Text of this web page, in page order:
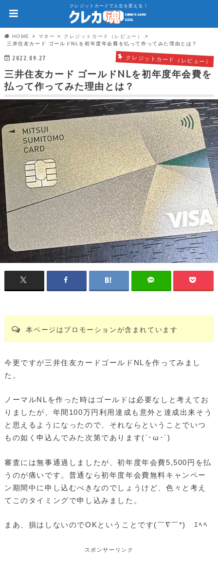
クレジットカードで人生を変える！
HOME マネー
クレジットカード（レビュー）
三井住友カード ゴールドNLを初年度年会費を払って作ってみた理由とは？
2022.09.27 クレジットカード（レビュー）
三井住友カード ゴールドNLを初年度年会費を
払って作ってみた理由とは？
本ページはプロモーションが含まれています
今更ですが三井住友カードゴールドNLを作ってみまし
た。
ノーマルNLを作った時はゴールドは必要なしと考えてお
りましたが、年間100万円利用達成も意外と達成出来そう
と思えるようになったので、それならということでいつ
もの如く申込んでみた次第であります(`･ω･´)ゞ
審査には無事通過しましたが、初年度年会費5,500円を払
うのが痛いです。普通なら初年度年会費無料キャンペー
ン期間中に申し込むべきなのでしょうけど、色々と考え
てこのタイミングで申し込みました。
まあ、損はしないのでOKということです(￣∇￣*)ゞｴﾍﾍ
スポンサーリンク